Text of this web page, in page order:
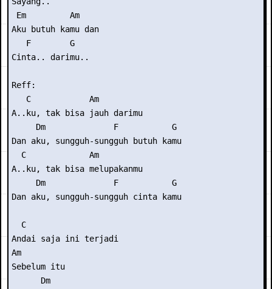
Em         Am
Aku butuh kamu dan
   F        G
Cinta.. darimu..
Reff:
   C            Am
A..ku, tak bisa jauh darimu
     Dm              F           G
Dan aku, sungguh-sungguh butuh kamu
  C             Am
A..ku, tak bisa melupakanmu
     Dm              F           G
Dan aku, sungguh-sungguh cinta kamu
  C
Andai saja ini terjadi
Am
Sebelum itu
      Dm